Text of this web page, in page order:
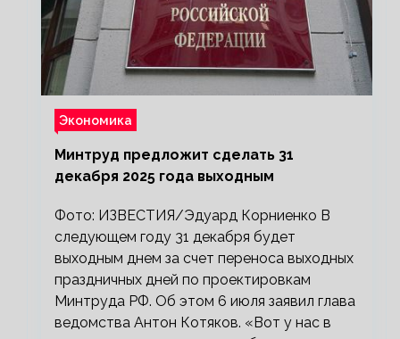
Экономика
Минтруд предложит сделать 31
декабря 2025 года выходным
Фото: ИЗВЕСТИЯ/Эдуард Корниенко В
следующем году 31 декабря будет
выходным днем за счет переноса выходных
праздничных дней по проектировкам
Минтруда РФ. Об этом 6 июля заявил глава
ведомства Антон Котяков. «Вот у нас в